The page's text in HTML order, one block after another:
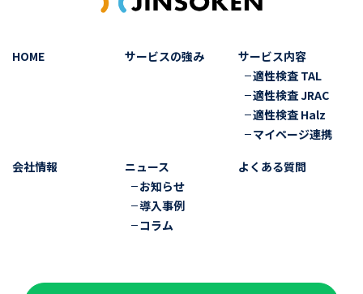
HOME サービスの強み
サービス内容
適性検査 TAL
適性検査 JRAC
適性検査 Halz
マイページ連携
会社情報
ニュース
お知らせ
導入事例
コラム
よくある質問